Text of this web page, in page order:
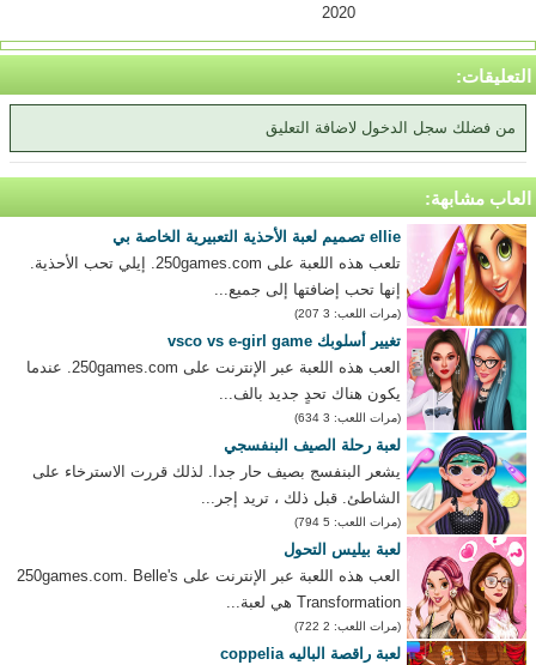
2020
التعليقات:
من فضلك سجل الدخول لاضافة التعليق
العاب مشابهة:
ellie تصميم لعبة الأحذية التعبيرية الخاصة بي
تلعب هذه اللعبة على 250games.com. إيلي تحب الأحذية.
إنها تحب إضافتها إلى جميع...
(مرات اللعب: 3 207)
تغيير أسلوبك vsco vs e-girl game
العب هذه اللعبة عبر الإنترنت على 250games.com. عندما
يكون هناك تحدٍ جديد بالف...
(مرات اللعب: 3 634)
لعبة رحلة الصيف البنفسجي
يشعر البنفسج بصيف حار جدا. لذلك قررت الاسترخاء على
الشاطئ. قبل ذلك ، تريد إجر...
(مرات اللعب: 5 794)
لعبة بيليس التحول
العب هذه اللعبة عبر الإنترنت على 250games.com. Belle's
Transformation هي لعبة...
(مرات اللعب: 2 722)
لعبة راقصة الباليه coppelia